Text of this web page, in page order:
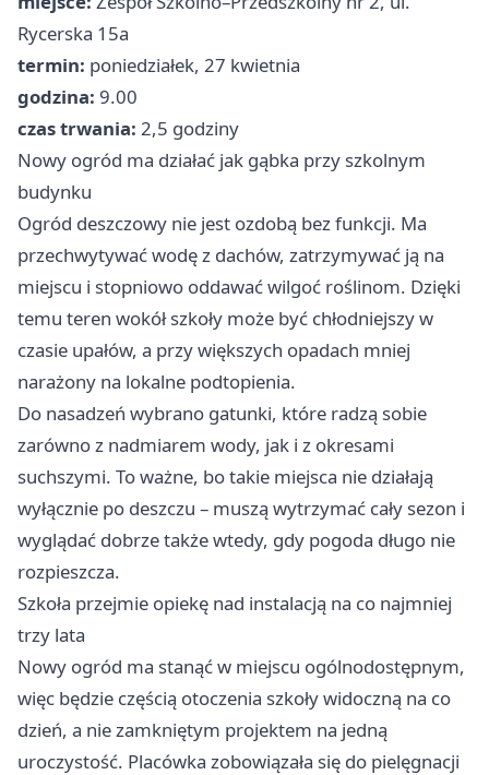
Rycerska 15a
termin: poniedziałek, 27 kwietnia
godzina: 9.00
czas trwania: 2,5 godziny
Nowy ogród ma działać jak gąbka przy szkolnym
budynku
Ogród deszczowy nie jest ozdobą bez funkcji. Ma
przechwytywać wodę z dachów, zatrzymywać ją na
miejscu i stopniowo oddawać wilgoć roślinom. Dzięki
temu teren wokół szkoły może być chłodniejszy w
czasie upałów, a przy większych opadach mniej
narażony na lokalne podtopienia.
Do nasadzeń wybrano gatunki, które radzą sobie
zarówno z nadmiarem wody, jak i z okresami
suchszymi. To ważne, bo takie miejsca nie działają
wyłącznie po deszczu – muszą wytrzymać cały sezon i
wyglądać dobrze także wtedy, gdy pogoda długo nie
rozpieszcza.
Szkoła przejmie opiekę nad instalacją na co najmniej
trzy lata
Nowy ogród ma stanąć w miejscu ogólnodostępnym,
więc będzie częścią otoczenia szkoły widoczną na co
dzień, a nie zamkniętym projektem na jedną
uroczystość. Placówka zobowiązała się do pielęgnacji